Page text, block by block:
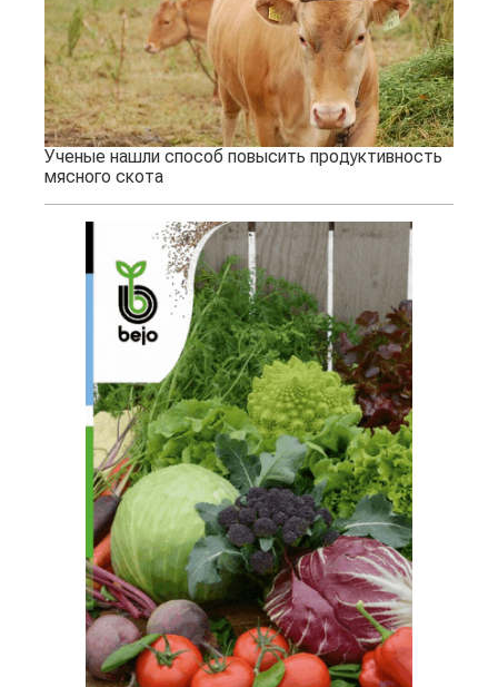
Ученые нашли способ повысить продуктивность
мясного скота